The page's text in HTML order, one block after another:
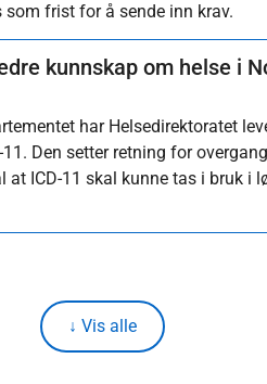
som frist for å sende inn krav.
kunnskap om helse i
har Helsedirektoratet
Den setter retning for
at ICD-11 skal kunne tas i bruk i
↓ Vis alle